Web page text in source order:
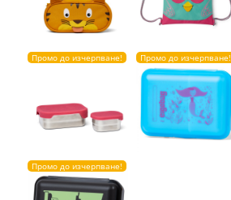
Промо до изчерпване! Промо до изчерпване!
Промо до изчерпване!